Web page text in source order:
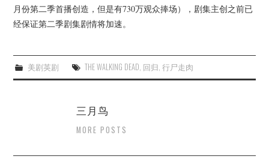
美剧英剧
推荐电影
月份第二季首播创造，但是有730万观众捧场），剧集主创之前已
经保证第二季剧集剧情将加速。
美剧英剧 THE WALKING DEAD, 回归, 行尸走肉
三月鸟
MORE POSTS